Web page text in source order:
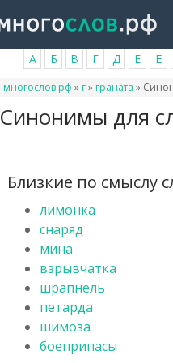
А Б В Г Д Е Ё
Вы
многослов.рф » г» граната »
Синонимы для
Близкие по смыслу
лимонка
снаряд
мина
взрывчатка
шрапнель
петарда
шимоза
боеприпасы